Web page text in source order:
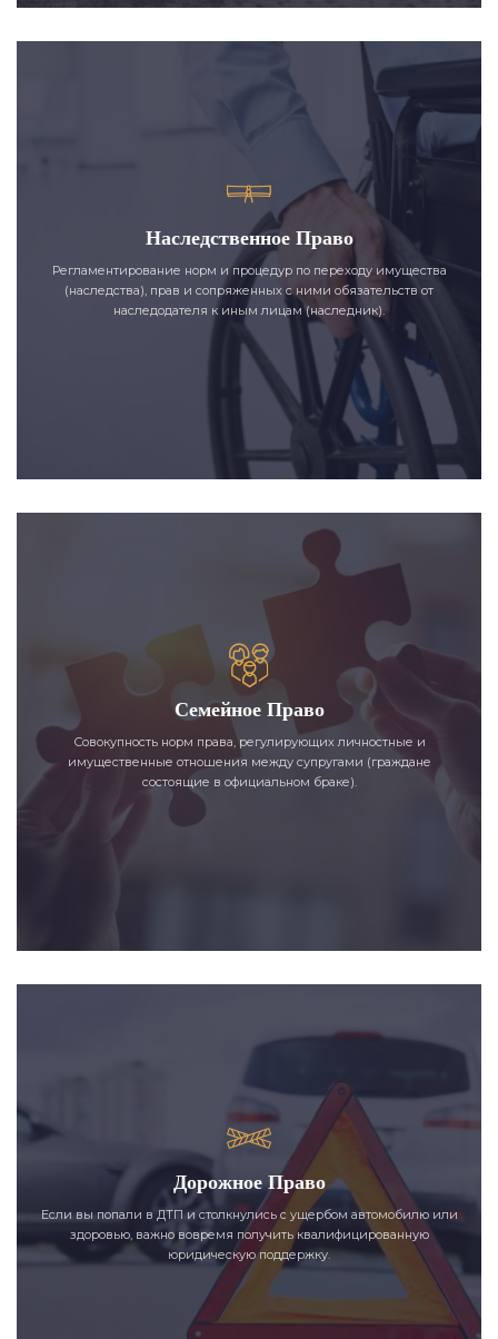
Наследственное Право
Регламентирование норм и процедур по переходу имущества
(наследства), прав и сопряженных с ними обязательств от
наследодателя к иным лицам (наследник).
Семейное Право
Совокупность норм права, регулирующих личностные и
имущественные отношения между супругами (граждане
состоящие в официальном браке).
Дорожное Право
Если вы попали в ДТП и столкнулись с ущербом автомобилю или
здоровью, важно вовремя получить квалифицированную
юридическую поддержку.